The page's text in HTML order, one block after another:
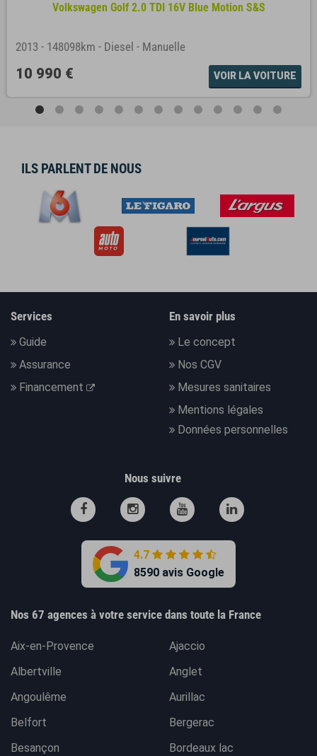
Volkswagen Golf 2.0 TDI 16V Blue Motion S&S
2013 - 148098km - Diesel - Manuelle
10 990 € VOIR LA VOITURE
ILS PARLENT DE NOUS
Services
Guide
Assurance
Financement
En savoir plus
Le concept
Nos CGV
Mesures sanitaires
Mentions légales
Données personnelles
Nous suivre
4.7
8590 avis Google
Nos 67 agences à votre service dans toute la France
Aix-en-Provence
Ajaccio
Albertville
Anglet
Angoulême
Aurillac
Belfort
Bergerac
Besançon
Bordeaux lac